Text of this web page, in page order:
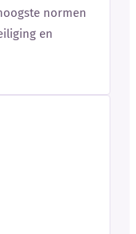
normen
en